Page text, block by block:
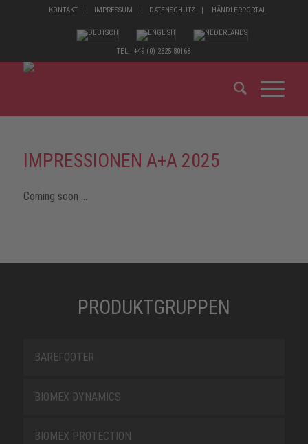
KONTAKT IMPRESSUM DATENSCHUTZ HÄNDLERPORTAL
TEL.: +49 (0) 2825 80168
IMPRESSIONEN A+A 2025
Coming soon …
PRODUKTGRUPPEN
BAREFOOTER
BIOMEX DYNAMICS
BIOMEX PROTECTION